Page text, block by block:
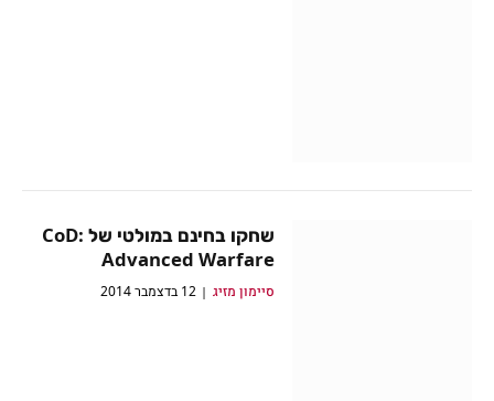
שחקו בחינם במולטי של CoD:
Advanced Warfare
סיימון מזיג 12 בדצמבר 2014